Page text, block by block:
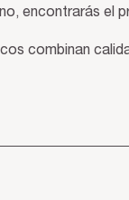
encontrarás el
combinan